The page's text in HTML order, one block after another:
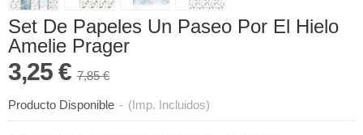
Set De Papeles Un Paseo Por El Hielo
Amelie Prager
3,25 € 7,85 €
Producto Disponible - (Imp. Incluidos)